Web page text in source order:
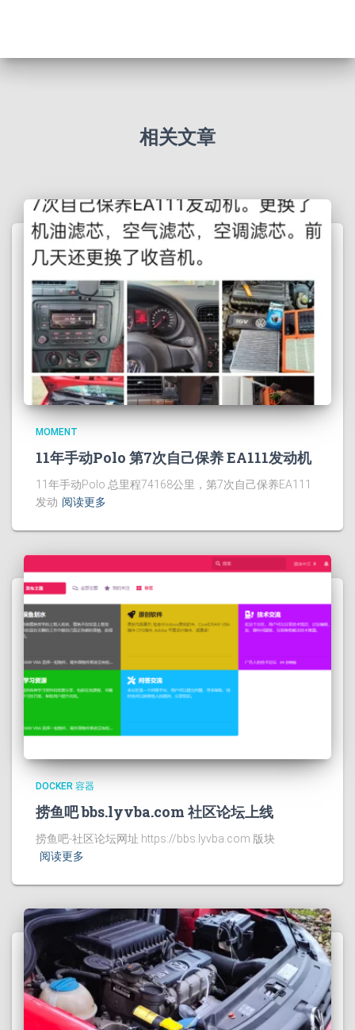
相关文章
MOMENT
11年手动Polo 第7次自己保养 EA111发动机
11年手动Polo 总里程74168公里，第7次自己保养EA111
发动 阅读更多
DOCKER 容器
捞鱼吧 bbs.lyvba.com 社区论坛上线
捞鱼吧-社区论坛网址 https://bbs.lyvba.com 版块
阅读更多